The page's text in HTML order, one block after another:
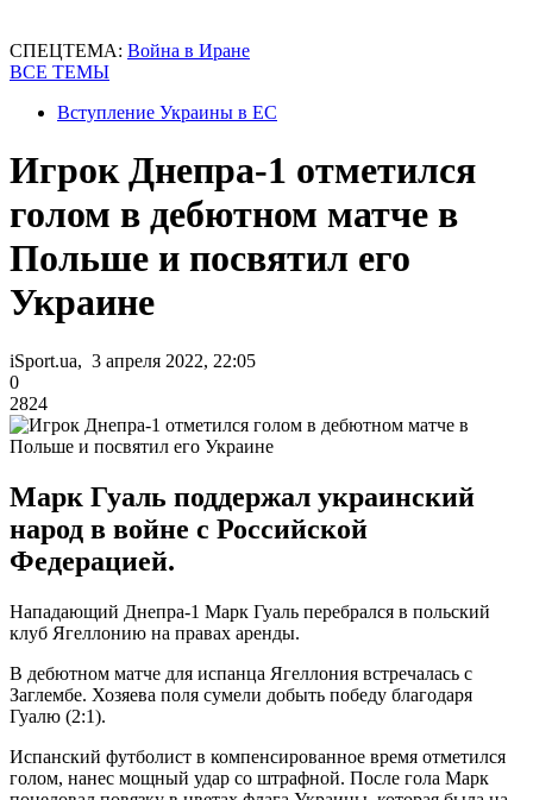
СПЕЦТЕМА: Война в Иране
ВСЕ ТЕМЫ
Вступление Украины в ЕС
Игрок Днепра-1 отметился
голом в дебютном матче в
Польше и посвятил его
Украине
iSport.ua, 3 апреля 2022, 22:05
0
2824
Марк Гуаль поддержал украинский
народ в войне с Российской
Федерацией.
Нападающий Днепра-1 Марк Гуаль перебрался в польский
клуб Ягеллонию на правах аренды.
В дебютном матче для испанца Ягеллония встречалась с
Заглембе. Хозяева поля сумели добыть победу благодаря
Гуалю (2:1).
Испанский футболист в компенсированное время отметился
голом, нанес мощный удар со штрафной. После гола Марк